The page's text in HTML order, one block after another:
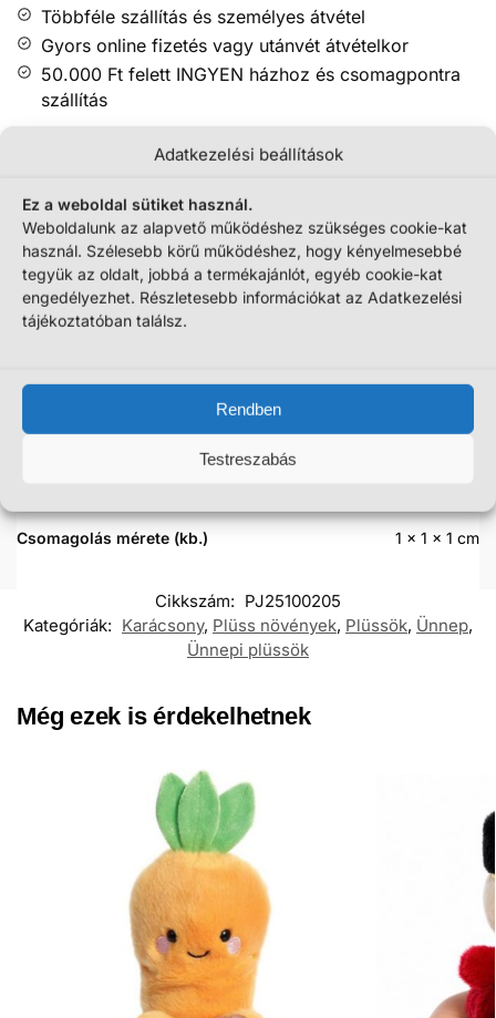
Adatkezelési beállítások
Ez a weboldal sütiket használ.
Weboldalunk az alapvető működéshez szükséges cookie-kat
használ. Szélesebb körű működéshez, hogy kényelmesebbé
tegyük az oldalt, jobbá a termékajánlót, egyéb cookie-kat
engedélyezhet. Részletesebb információkat az Adatkezelési
tájékoztatóban találsz.
Rendben
Testreszabás
Többféle szállítás és személyes átvétel
Gyors online fizetés vagy utánvét átvételkor
50.000 Ft felett INGYEN házhoz és csomagpontra
szállítás
Szállítási információk
Csomagolás mérete (kb.) 1 × 1 × 1 cm
Cikkszám: PJ25100205
Kategóriák: Karácsony, Plüss növények, Plüssök, Ünnep,
Ünnepi plüssök
Még ezek is érdekelhetnek